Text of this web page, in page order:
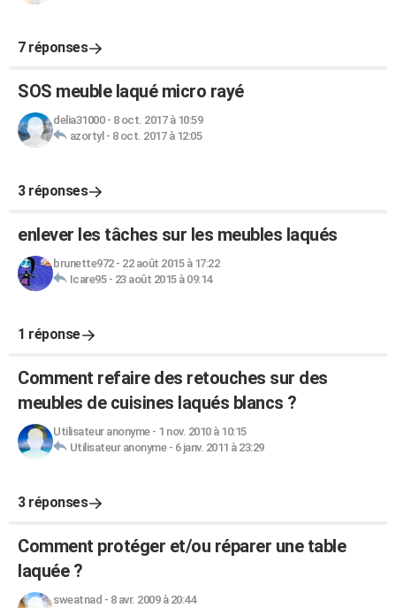
7 réponses
SOS meuble laqué micro rayé
delia31000- 8 oct. 2017 à 10:59
azortyl - 8 oct. 2017 à 12:05
3 réponses
enlever les tâches sur les meubles laqués
brunette972- 22 août 2015 à 17:22
Icare95- 23 août 2015 à 09:14
1 réponse
Comment refaire des retouches sur des
meubles de cuisines laqués blancs ?
Utilisateur anonyme- 1 nov. 2010 à 10:15
Utilisateur anonyme- 6 janv. 2011 à 23:29
3 réponses
Comment protéger et/ou réparer une table
laquée ?
sweatnad - 8 avr. 2009 à 20:44